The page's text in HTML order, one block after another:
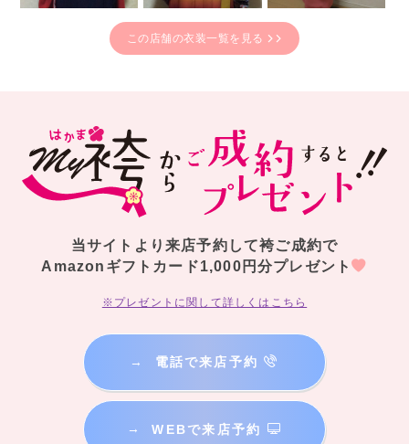
この店舗の衣装一覧を見る
当サイトより来店予約して袴ご成約で
Amazonギフトカード1,000円分プレゼント
※プレゼントに関して詳しくはこちら
→ 電話で来店予約
→ WEBで来店予約